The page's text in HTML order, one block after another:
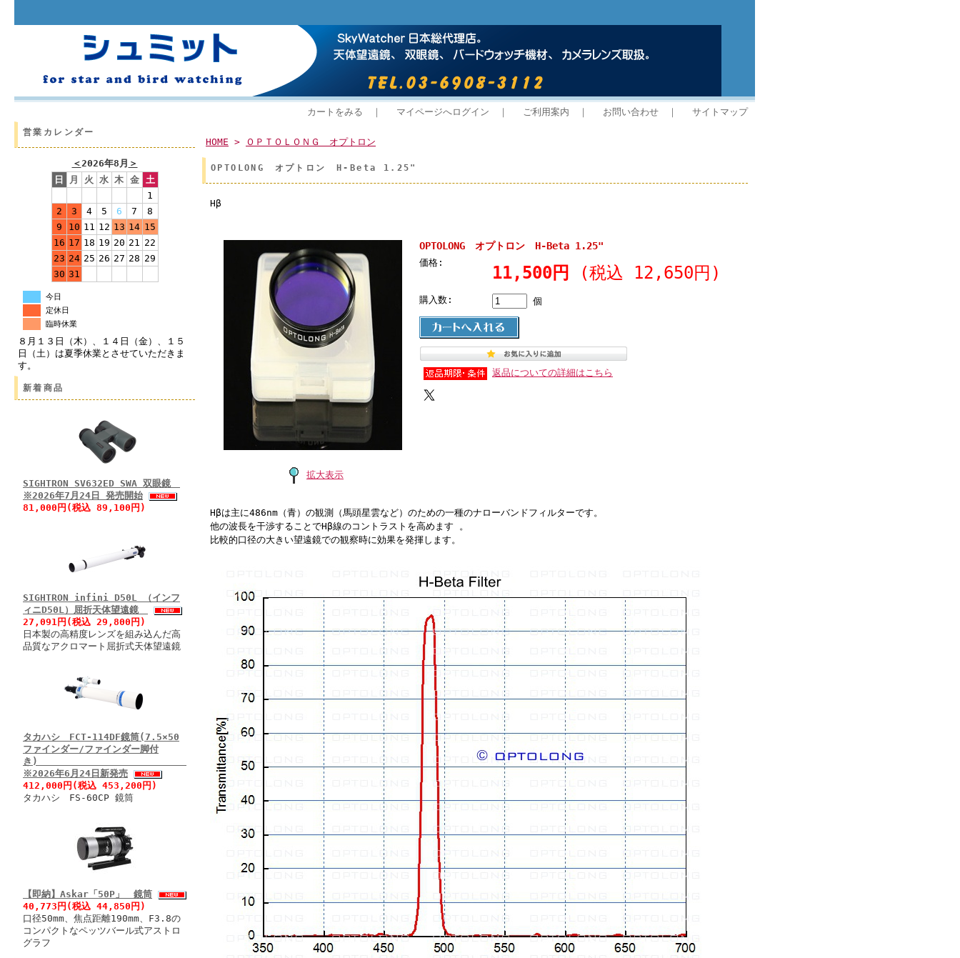
カートをみる ｜ マイページへログイン ｜ ご利用案内 ｜ お問い合わせ ｜ サイトマップ
営業カレンダー
＜2026年8月 ＞
日
月 火 水 木 金
土
1
2
3 4 5 6 7
8
9
10 11 12 13 14 15
16 17 18 19 20 21 22
23 24 25 26 27 28 29
30 31
今日
定休日
臨時休業
８月１３日（木）、１４日（金）、１５
日（土）は夏季休業とさせていただきま
す。
新着商品
SIGHTRON SV632ED SWA 双眼鏡
※2026年7月24日 発売開始
81,000円(税込 89,100円)
SIGHTRON infini D50L （インフ
ィニD50L）屈折天体望遠鏡
27,091円(税込 29,800円)
日本製の高精度レンズを組み込んだ高
品質なアクロマート屈折式天体望遠鏡
タカハシ FCT-114DF鏡筒(7.5×50
ファインダー/ファインダー脚付
き)
※2026年6月24日新発売
412,000円(税込 453,200円)
タカハシ FS-60CP 鏡筒
【即納】Askar「50P」 鏡筒
40,773円(税込 44,850円)
口径50mm、焦点距離190mm、F3.8の
コンパクトなペッツバール式アストロ
グラフ
HOME > ＯＰＴＯＬＯＮＧ オプトロン
OPTOLONG オプトロン H-Beta 1.25"
Hβ
拡大表示
OPTOLONG オプトロン H-Beta 1.25"
価格:
11,500円 (税込 12,650円)
購入数: 個
返品についての詳細はこちら
Hβは主に486nm（青）の観測（馬頭星雲など）のための一種のナローバンドフィルターです。
他の波長を干渉することでHβ線のコントラストを高めます 。
比較的口径の大きい望遠鏡での観察時に効果を発揮します。